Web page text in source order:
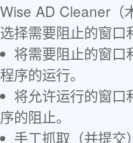
Wise AD Cleaner（
选择需要阻止的窗
将需要阻止的窗口
程序的运行。
将允许运行的窗口
序的阻止。
手工抓取（并提